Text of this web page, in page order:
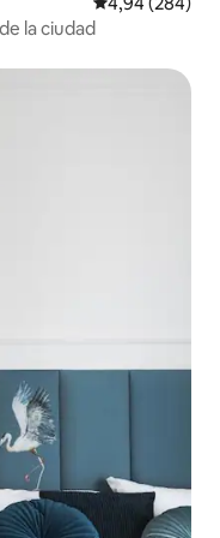
la ciudad